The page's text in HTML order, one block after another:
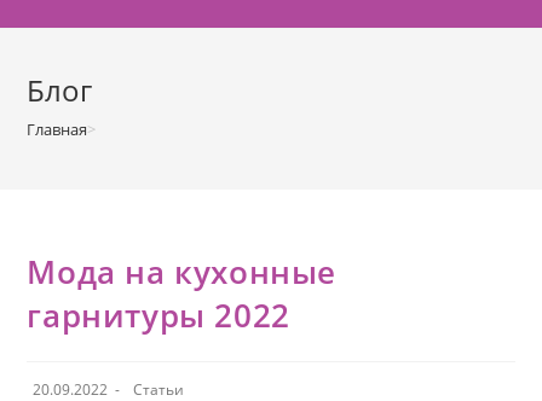
Блог
Главная>
Мода на кухонные
гарнитуры 2022
З20.09.2022
РСтатьи